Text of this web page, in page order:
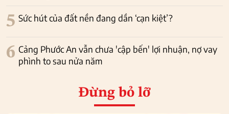
5 Sức hút của đất nền đang dần ‘cạn kiệt’?
6 Cảng Phước An vẫn chưa 'cập bến' lợi nhuận, nợ vay
phình to sau nửa năm
Đừng bỏ lỡ